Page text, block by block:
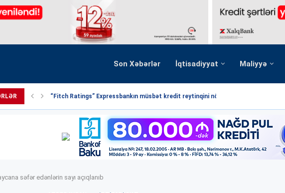
Son Xəbərlər İqtisadiyyat Maliyyə
“Fitch Ratings” Expressbankın müsbət kredit reytinqini növbəti dəfə...
səfər edənlərin sayı açıqlanıb